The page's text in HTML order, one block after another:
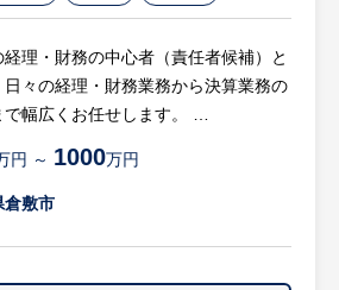
要な役割を担います。自身のアイデ
上や劇的なコスト削減に直結するた
ノづくりにおける大きな手応えと貢献
実感できることが醍醐味です。
は、2050年カーボンニュートラルの
経理・財務の中心者（責任者候補）と
日々の経理・財務業務から決算業務の
幅広くお任せします。
的には…】
期における顧問税理士と連携した決算
説明
円 ～ 1000万円
倉敷市